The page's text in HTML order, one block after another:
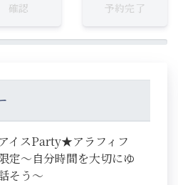
確認 予約完了
イスParty★アラフィフ
定～自分時間を大切にゆ
そう～